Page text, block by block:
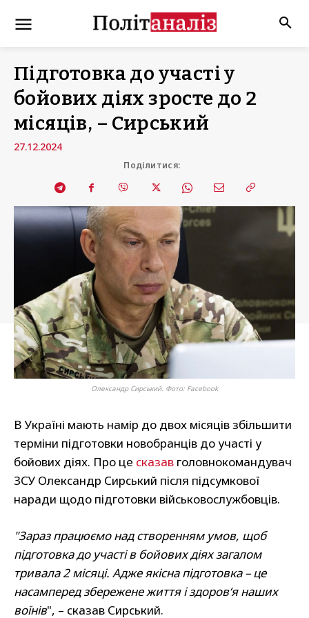
Підготовка до участі у
бойових діях зросте до 2
місяців, – Сирський
27.12.2024
Поділитися:
Олександр Сирський. Фото: Facebook
В Україні мають намір до двох місяців збільшити
терміни підготовки новобранців до участі у
бойових діях. Про це сказав головнокомандувач
ЗСУ Олександр Сирський після підсумкової
наради щодо підготовки військовослужбовців.
"Зараз працюємо над створенням умов, щоб
підготовка до участі в бойових діях загалом
тривала 2 місяці. Адже якісна підготовка – це
насамперед збережене життя і здоров‘я наших
воїнів", – сказав Сирський.